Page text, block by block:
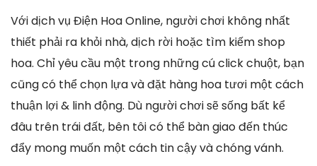
Với dịch vụ Điện Hoa Online, người chơi không nhất
thiết phải ra khỏi nhà, dịch rời hoặc tìm kiếm shop
hoa. Chỉ yêu cầu một trong những cú click chuột, bạn
cũng có thể chọn lựa và đặt hàng hoa tươi một cách
thuận lợi & linh động. Dù người chơi sẽ sống bất kể
đâu trên trái đất, bên tôi có thể bàn giao đến thúc
đẩy mong muốn một cách tin cậy và chóng vánh.